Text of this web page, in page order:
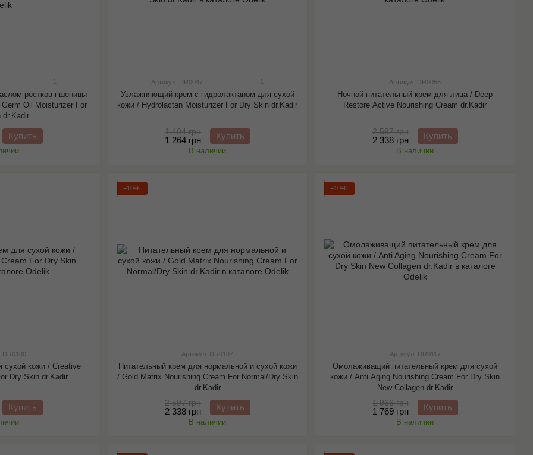
1
ростков пшеницы
Oil Moisturizer For
dr.Kadir
Купить
Артикул: DR0047 1
Увлажняющий крем с гидролактаном для сухой
кожи / Hydrolactan Moisturizer For Dry Skin dr.Kadir
1 404 грн
1 264 грн Купить
В наличии
Артикул: DR0055
Ночной питательный крем для лица / Deep
Restore Active Nourishing Cream dr.Kadir
2 597 грн
2 338 грн Купить
В наличии
DR0100
сухой кожи / Creative
Dry Skin dr.Kadir
Купить
−10%
Артикул: DR0107
Питательный крем для нормальной и сухой кожи
/ Gold Matrix Nourishing Cream For Normal/Dry Skin
dr.Kadir
2 597 грн
2 338 грн Купить
В наличии
−10%
Артикул: DR0117
Омолаживащий питательный крем для сухой
кожи / Anti Aging Nourishing Cream For Dry Skin
New Collagen dr.Kadir
1 966 грн
1 769 грн Купить
В наличии